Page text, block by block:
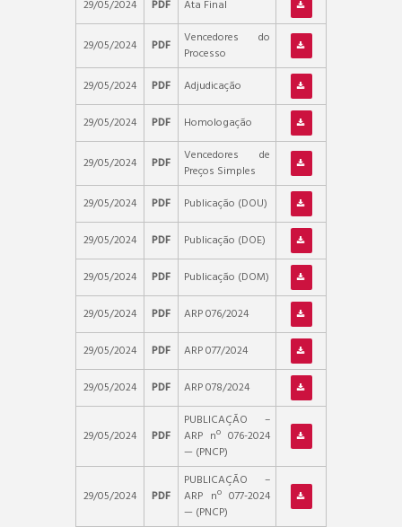
29/05/2024 PDF Ata Final
29/05/2024 PDF
Vencedores do
Processo
29/05/2024
PDF Adjudicação
29/05/2024 PDF Homologação
29/05/2024 PDF
Vencedores de
Preços Simples
29/05/2024
PDF Publicação (DOU)
29/05/2024 PDF Publicação (DOE)
29/05/2024 PDF Publicação (DOM)
29/05/2024 PDF ARP 076/2024
29/05/2024 PDF ARP 077/2024
29/05/2024 PDF ARP 078/2024
29/05/2024 PDF
PUBLICAÇÃO –
ARP nº 076-2024
— (PNCP)
29/05/2024 PDF
PUBLICAÇÃO –
ARP nº 077-2024
— (PNCP)